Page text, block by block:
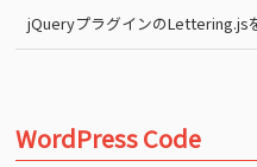
jQueryプラグインのLettering.js
WordPress Code